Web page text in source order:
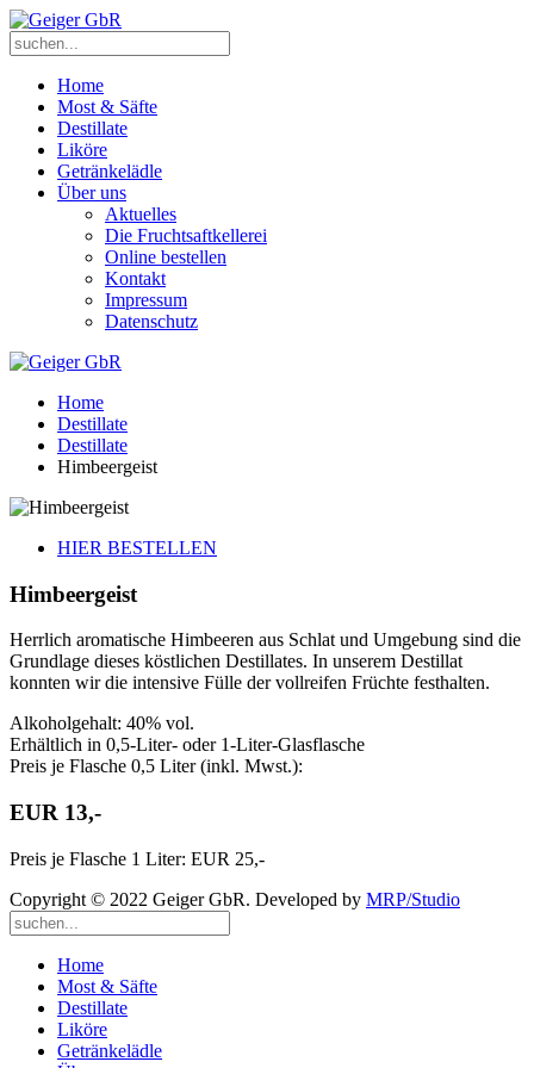
Home
Most & Säfte
Destillate
Liköre
Getränkelädle
Über uns
Aktuelles
Die Fruchtsaftkellerei
Online bestellen
Kontakt
Impressum
Datenschutz
Home
Destillate
Destillate
Himbeergeist
HIER BESTELLEN
Himbeergeist
Herrlich aromatische Himbeeren aus Schlat und Umgebung sind die
Grundlage dieses köstlichen Destillates. In unserem Destillat
konnten wir die intensive Fülle der vollreifen Früchte festhalten.
Alkoholgehalt: 40% vol.
Erhältlich in 0,5-Liter- oder 1-Liter-Glasflasche
Preis je Flasche 0,5 Liter (inkl. Mwst.):
EUR 13,-
Preis je Flasche 1 Liter: EUR 25,-
Copyright © 2022 Geiger GbR. Developed by MRP/Studio
Home
Most & Säfte
Destillate
Liköre
Getränkelädle